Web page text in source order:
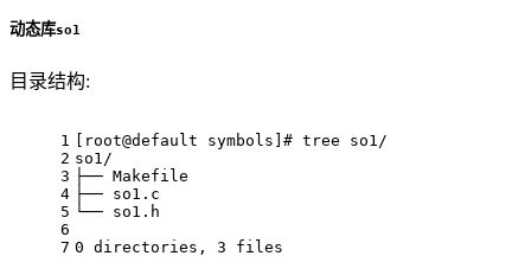
动态库so1
目录结构:
1
2
3
4
5
6
7
[root@default symbols] # tree so1/
so1/
├── Makefile
├── so1.c
└── so1.h
0 directories, 3 files